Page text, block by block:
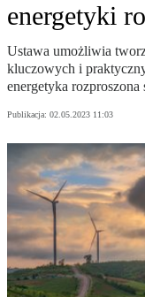
energetyki
Ustawa umożliwia
kluczowych i
energetyka rozproszona
Publikacja: 02.05.2023 11:03